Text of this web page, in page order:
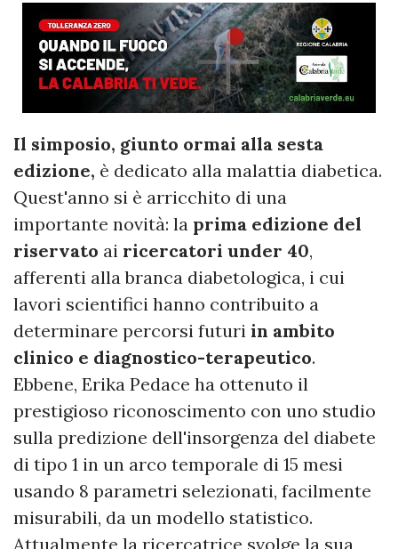
Il simposio, giunto ormai alla sesta
edizione, è dedicato alla malattia diabetica.
Quest'anno si è arricchito di una
importante novità: la prima edizione del
riservato ai ricercatori under 40,
afferenti alla branca diabetologica, i cui
lavori scientifici hanno contribuito a
determinare percorsi futuri in ambito
clinico e diagnostico-terapeutico.
Ebbene, Erika Pedace ha ottenuto il
prestigioso riconoscimento con uno studio
sulla predizione dell'insorgenza del diabete
di tipo 1 in un arco temporale di 15 mesi
usando 8 parametri selezionati, facilmente
misurabili, da un modello statistico.
Attualmente la ricercatrice svolge la sua